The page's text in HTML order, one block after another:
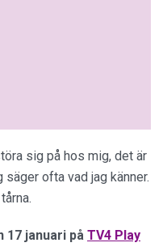
sig på hos mig, det är
ofta vad jag känner.
17 januari på TV4 Play